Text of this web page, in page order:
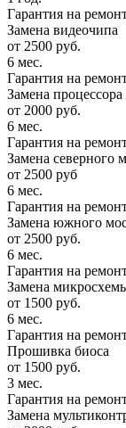
Гарантия на
Замена видеочипа
от 2500 руб.
6 мес.
Гарантия на
Замена процессора
от 2000 руб.
6 мес.
Гарантия на
Замена северного
от 2500 руб
6 мес.
Гарантия на
Замена южного
от 2500 руб.
6 мес.
Гарантия на
Замена
от 1500 руб.
6 мес.
Гарантия на
Прошивка биоса
от 1500 руб.
3 мес.
Гарантия на
Замена